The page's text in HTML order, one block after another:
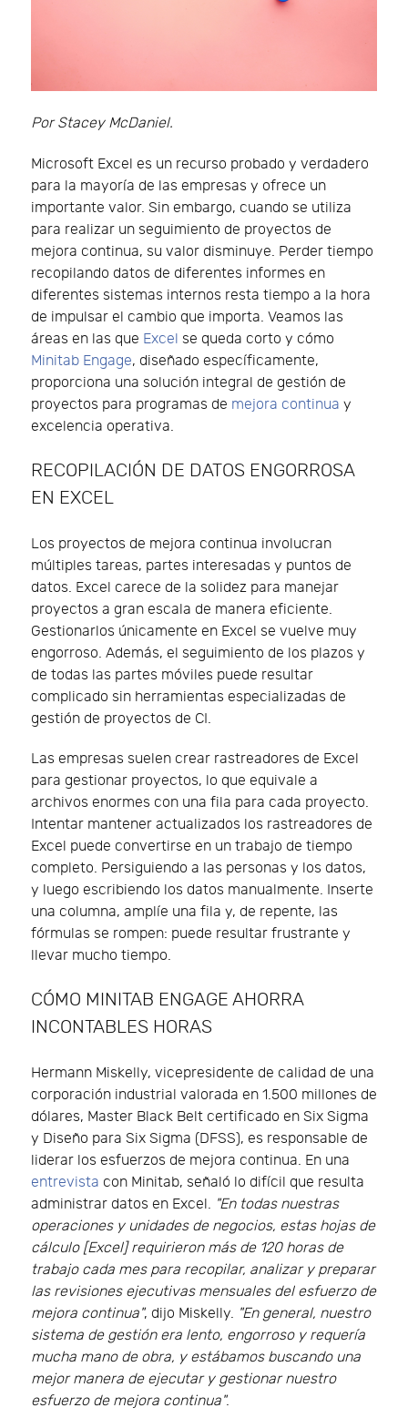
Por Stacey McDaniel.
Microsoft Excel es un recurso probado y verdadero
para la mayoría de las empresas y ofrece un
importante valor. Sin embargo, cuando se utiliza
para realizar un seguimiento de proyectos de
mejora continua, su valor disminuye. Perder tiempo
recopilando datos de diferentes informes en
diferentes sistemas internos resta tiempo a la hora
de impulsar el cambio que importa. Veamos las
áreas en las que Excel se queda corto y cómo
Minitab Engage, diseñado específicamente,
proporciona una solución integral de gestión de
proyectos para programas de mejora continua y
excelencia operativa.
RECOPILACIÓN DE DATOS ENGORROSA
EN EXCEL
Los proyectos de mejora continua involucran
múltiples tareas, partes interesadas y puntos de
datos. Excel carece de la solidez para manejar
proyectos a gran escala de manera eficiente.
Gestionarlos únicamente en Excel se vuelve muy
engorroso. Además, el seguimiento de los plazos y
de todas las partes móviles puede resultar
complicado sin herramientas especializadas de
gestión de proyectos de CI.
Las empresas suelen crear rastreadores de Excel
para gestionar proyectos, lo que equivale a
archivos enormes con una fila para cada proyecto.
Intentar mantener actualizados los rastreadores de
Excel puede convertirse en un trabajo de tiempo
completo. Persiguiendo a las personas y los datos,
y luego escribiendo los datos manualmente. Inserte
una columna, amplíe una fila y, de repente, las
fórmulas se rompen: puede resultar frustrante y
llevar mucho tiempo.
CÓMO MINITAB ENGAGE AHORRA
INCONTABLES HORAS
Hermann Miskelly, vicepresidente de calidad de una
corporación industrial valorada en 1.500 millones de
dólares, Master Black Belt certificado en Six Sigma
y Diseño para Six Sigma (DFSS), es responsable de
liderar los esfuerzos de mejora continua. En una
entrevista con Minitab, señaló lo difícil que resulta
administrar datos en Excel. "En todas nuestras
operaciones y unidades de negocios, estas hojas de
cálculo [Excel] requirieron más de 120 horas de
trabajo cada mes para recopilar, analizar y preparar
las revisiones ejecutivas mensuales del esfuerzo de
mejora continua", dijo Miskelly. "En general, nuestro
sistema de gestión era lento, engorroso y requería
mucha mano de obra, y estábamos buscando una
mejor manera de ejecutar y gestionar nuestro
esfuerzo de mejora continua".